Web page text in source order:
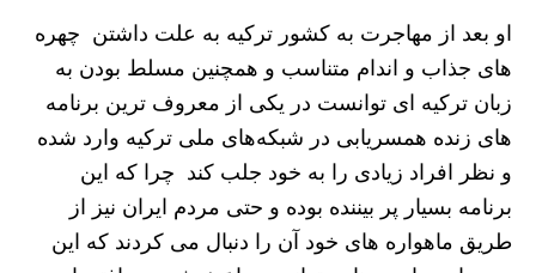
او بعد از مهاجرت به کشور ترکیه به علت داشتن چهره
های جذاب و اندام متناسب و همچنین مسلط بودن به
زبان ترکیه ای توانست در یکی از معروف ترین برنامه
های زنده همسریابی در شبکه‌های ملی ترکیه وارد شده
و نظر افراد زیادی را به خود جلب کند چرا که این
برنامه بسیار پر بیننده بوده و حتی مردم ایران نیز از
طریق ماهواره های خود آن را دنبال می کردند که این